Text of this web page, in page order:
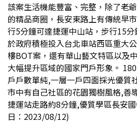
該案生活機能豐富、完整，除了老
的精品商圈，長安東路上有傳統早
行5分鐘可達捷運中山站，步行15
於政府積極投入台北車站西區重大
樓BOT案，還有華山藝文特區以及
大幅提升區域的國家門戶形象。
戶戶數單純,一層一戶四面採光優質
市中有自己社區的花園獨樹風格,善
捷運站走路約8分鐘,優質學區長安
日：2023/08/12)